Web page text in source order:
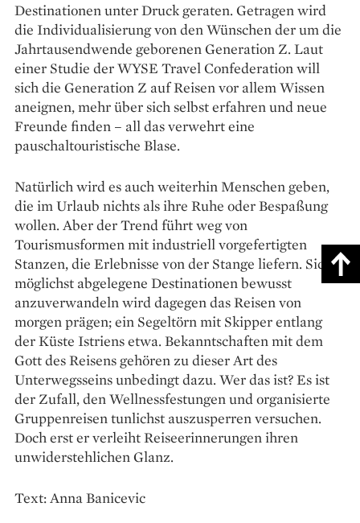
Destinationen unter Druck geraten. Getragen wird
die Individualisierung von den Wünschen der um die
Jahrtausendwende geborenen Generation Z. Laut
einer Studie der WYSE Travel Confederation will
sich die Generation Z auf Reisen vor allem Wissen
aneignen, mehr über sich selbst erfahren und neue
Freunde finden – all das verwehrt eine
pauschaltouristische Blase.
Natürlich wird es auch weiterhin Menschen geben,
die im Urlaub nichts als ihre Ruhe oder Bespaßung
wollen. Aber der Trend führt weg von
Tourismusformen mit industriell ­vorgefertigten
Stanzen, die Erlebnisse von der Stange liefern. Sich
möglichst abgelegene Destinationen bewusst
anzuverwandeln wird dagegen das Reisen von
morgen prägen; ein Segeltörn mit Skipper entlang
der Küste Istriens etwa. Bekanntschaften mit dem
Gott des Reisens gehören zu dieser Art des
Unterwegsseins unbedingt dazu. Wer das ist? Es ist
der Zufall, den Wellnessfestungen und organisierte
Gruppenreisen tunlichst auszusperren versuchen.
Doch erst er verleiht Reiseerinnerungen ihren
unwiderstehlichen Glanz.
Text: Anna Banicevic